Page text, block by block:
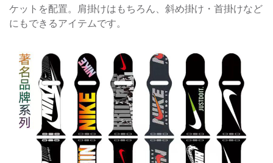
ケットを配置。肩掛けはもちろん、斜め掛け・首掛けなど
にもできるアイテムです。